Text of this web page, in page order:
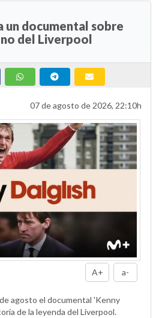
un documental sobre
del Liverpool
07 de agosto de 2026, 22:10h
A+ a-
agosto el documental 'Kenny
de la leyenda del Liverpool.